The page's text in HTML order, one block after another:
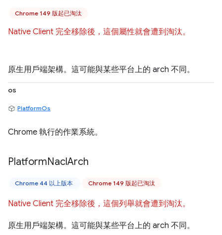
Chrome 149 版起已淘汰
Native Client 完全移除後，這個屬性就會遭到淘汰。
原生用戶端架構。這可能與某些平台上的 arch 不同。
os
PlatformOs
Chrome 執行的作業系統。
PlatformNaclArch
Chrome 44 以上版本 Chrome 149 版起已淘汰
Native Client 完全移除後，這個列舉就會遭到淘汰。
原生用戶端架構。這可能與某些平台上的 arch 不同。